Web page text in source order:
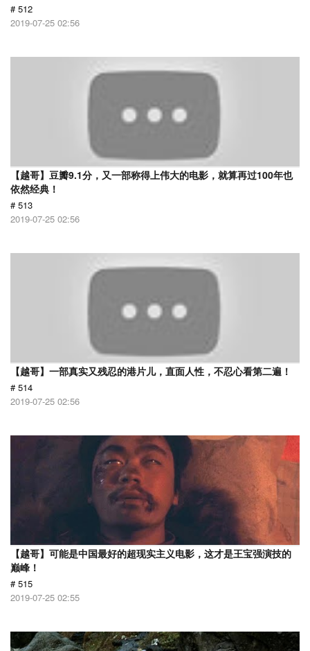
# 512
2019-07-25 02:56
【越哥】豆瓣9.1分，又一部称得上伟大的电影，就算再过100年也
依然经典！
# 513
2019-07-25 02:56
【越哥】一部真实又残忍的港片儿，直面人性，不忍心看第二遍！
# 514
2019-07-25 02:56
【越哥】可能是中国最好的超现实主义电影，这才是王宝强演技的
巅峰！
# 515
2019-07-25 02:55